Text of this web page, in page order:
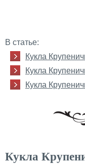
В статье:
Кукла
Кукла
Кукла
Кукла